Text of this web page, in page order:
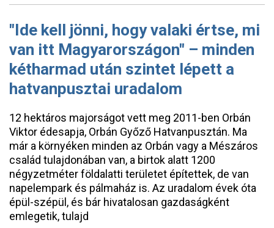
"Ide kell jönni, hogy valaki értse, mi
van itt Magyarországon" – minden
kétharmad után szintet lépett a
hatvanpusztai uradalom
12 hektáros majorságot vett meg 2011-ben Orbán
Viktor édesapja, Orbán Győző Hatvanpusztán. Ma
már a környéken minden az Orbán vagy a Mészáros
család tulajdonában van, a birtok alatt 1200
négyzetméter földalatti területet építettek, de van
napelempark és pálmaház is. Az uradalom évek óta
épül-szépül, és bár hivatalosan gazdaságként
emlegetik, tulajd